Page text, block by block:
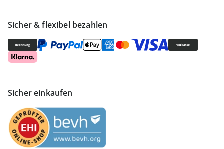
Sicher & flexibel bezahlen
Sicher einkaufen